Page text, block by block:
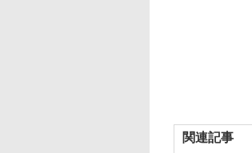
関連記事